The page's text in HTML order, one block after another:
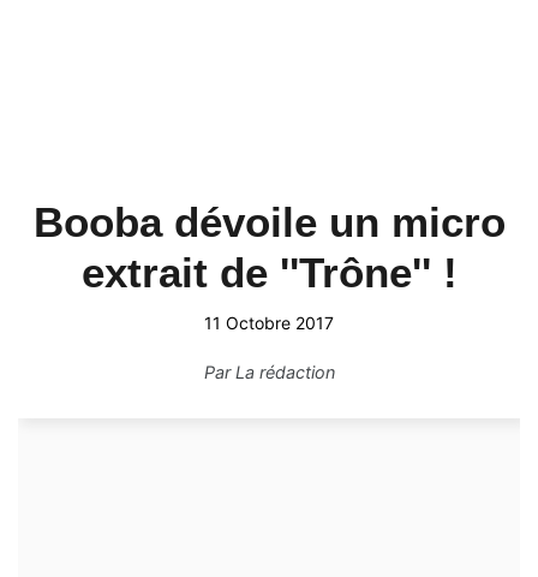
Booba dévoile un micro
extrait de ''Trône'' !
11 Octobre 2017
ParLa rédaction